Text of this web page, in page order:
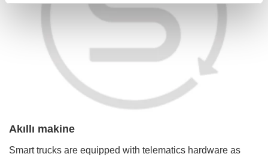
Akıllı makine
Smart trucks are equipped with telematics hardware as